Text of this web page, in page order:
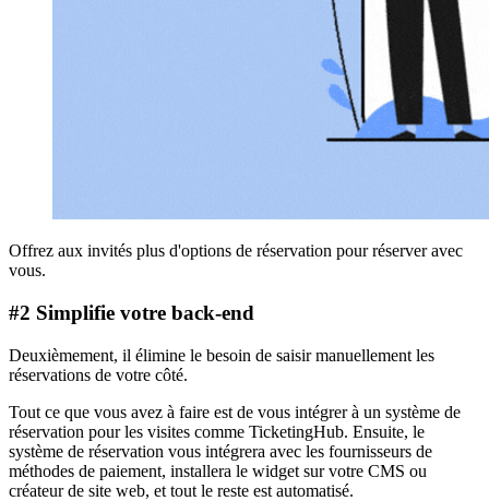
Offrez aux invités plus d'options de réservation pour réserver avec
vous.
#2 Simplifie votre back-end
Deuxièmement, il élimine le besoin de saisir manuellement les
réservations de votre côté.
Tout ce que vous avez à faire est de vous intégrer à un système de
réservation pour les visites comme TicketingHub. Ensuite, le
système de réservation vous intégrera avec les fournisseurs de
méthodes de paiement, installera le widget sur votre CMS ou
créateur de site web, et tout le reste est automatisé.